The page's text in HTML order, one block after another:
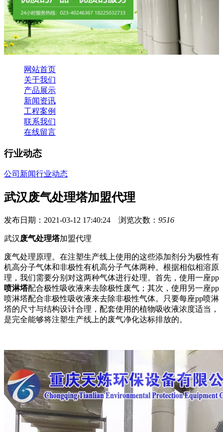
网站首页
关于我们
产品展示
新闻资讯
工程案例
联系我们
在线留言
行业动态
公司新闻行业动态
武汉废气处理塔加盟代理
发布日期：2021-03-12 17:40:24 浏览次数： 9516
武汉 废气处理塔加盟代理
废气处理原理。在注塑生产线上使用的这些添加剂分为极性有
机高分子气体和非极性有机高分子气体两种。根据相似相溶原
理，我们需要分别对这两种气体进行处理。首先，使用一座pp
喷淋塔配合极性吸收液来去除极性废气；其次，使用另一座pp
喷淋塔配合非极性吸收液来去除非极性气体。只要每座pp喷淋
塔的尺寸与结构设计合理，配套使用的植物吸收液浓度适当，
是完全能够将注塑生产线上的废气净化达标排放的。